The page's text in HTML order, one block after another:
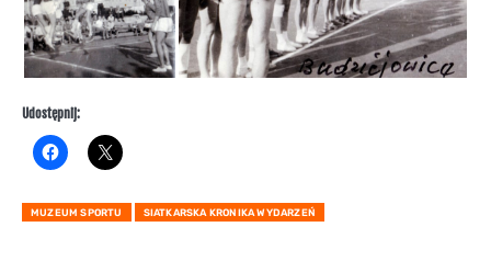
Udostępnij:
MUZEUM SPORTU SIATKARSKA KRONIKA WYDARZEŃ